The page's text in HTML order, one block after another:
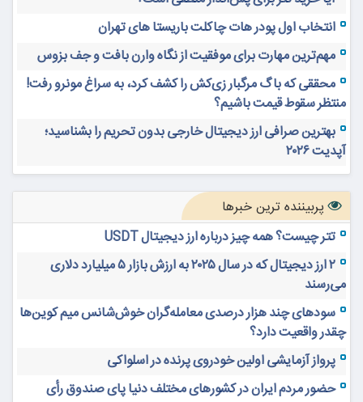
انتخاب اول پودر هات چاکلت باریستا های تهران
مهم‌ترین مهارت برای موفقیت از نگاه وارن بافت و جف بزوس
محققی که باگ مرگبار زی‌کش را کشف کرد، به سراغ مونرو رفت!
منتظر سقوط قیمت باشیم؟
بهترین صرافی ارز دیجیتال خارجی بدون تحریم را بشناسید؛
آپدیت ۲۰۲۶
پربیننده ترین خبرها
تتر چیست؟ همه چیز درباره ارز دیجیتال USDT
۲ ارز دیجیتال که در سال ۲۰۲۵ به ارزش بازار ۵ میلیارد دلاری
می‌رسند
سودهای چند هزار درصدی معامله‌گران خوش‌شانس میم کوین‌ها
چقدر واقعیت دارد؟
پرواز آزمایشی اولین خودروی پرنده در اسلواکی
حضور مردم ایران در کشورهای مختلف دنیا پای صندوق رأی